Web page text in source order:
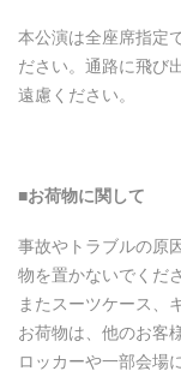
本公演は全座席指定
ださい。通路に飛び
遠慮ください。
■お荷物に関して
事故やトラブルの原
物を置かないでくだ
またスーツケース、
お荷物は、他のお客
ロッカーや一部会場